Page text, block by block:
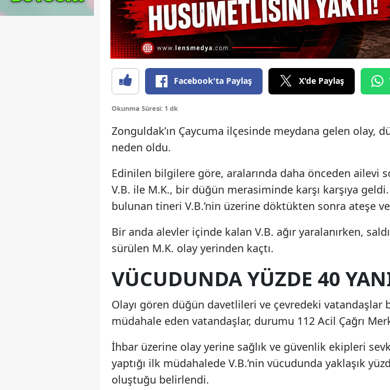
Facebook'ta Paylaş X'de Paylaş
Okunma Süresi: 1 dk
Zonguldak’ın Çaycuma ilçesinde meydana gelen olay,
neden oldu.
Edinilen bilgilere göre, aralarında daha önceden ailevi
V.B. ile M.K., bir düğün merasiminde karşı karşıya
bulunan tineri V.B.’nin üzerine döktükten sonra ateşe
Bir anda alevler içinde kalan V.B. ağır yaralanırken,
sürülen M.K. olay yerinden kaçtı.
VÜCUDUNDA YÜZDE 40
Olayı gören düğün davetlileri ve çevredeki vatandaşlar
müdahale eden vatandaşlar, durumu 112 Acil Çağrı
İhbar üzerine olay yerine sağlık ve güvenlik ekipleri
yaptığı ilk müdahalede V.B.’nin vücudunda yaklaşık
oluştuğu belirlendi.